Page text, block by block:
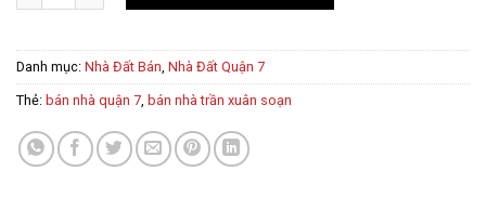
Danh mục: Nhà Đất Bán, Nhà Đất Quận 7
Thẻ: bán nhà quận 7, bán nhà trần xuân soạn